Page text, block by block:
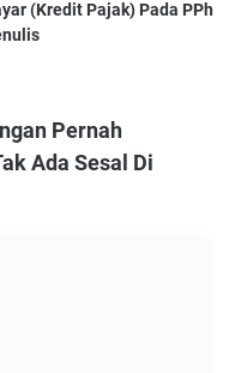
(Kredit Pajak) Pada PPh
Pernah
Ada Sesal Di